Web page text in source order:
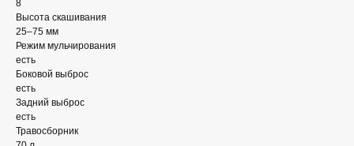
8
Высота скашивания
25–75 мм
Режим мульчирования
есть
Боковой выброс
есть
Задний выброс
есть
Травосборник